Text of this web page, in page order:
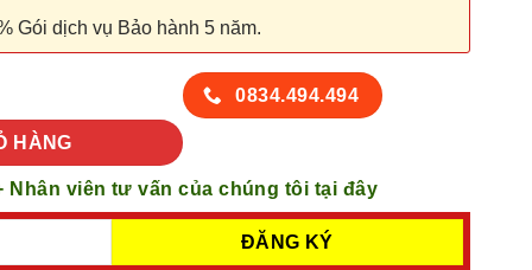
Gói dịch vụ Bảo hành 5 năm.
số lượng
HÀNG
0834.494.494
Nhân viên tư vấn của chúng tôi tại đây